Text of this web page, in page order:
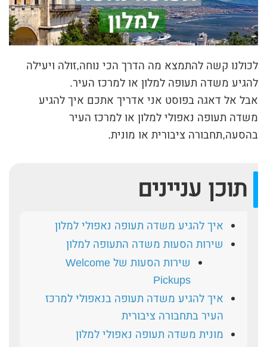
לכולנו קשה להתמצא מה הדרך הכי נוחה,זולה ויעילה
להגיע משדה תעופה למלון או למרכז העיר.
אבל אל דאגה בפוסט אני אדריך אתכם איך להגיע
משדה תעופה נאפולי למלון או למרכז העיר
בהסעה,תחבורה ציבורית או מונית.
תוכן עניינים
איך להגיע משדה תעופה נאפולי למלון
שירות הסעות משדה התעופה למלון
שירות הסעות של Welcome
Pickups
איך להגיע משדה תעופה בנאפולי למרכז
העיר בתחבורה ציבורית
מונית משדה תעופה נאפולי למלון